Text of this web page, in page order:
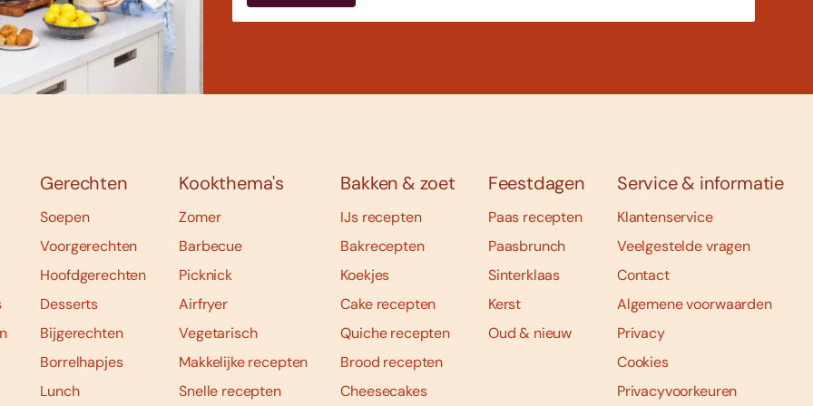
Gerechten
Soepen
Voorgerechten
Hoofdgerechten
Desserts
Bijgerechten
Borrelhapjes
Lunch
Kookthema's
Zomer
Barbecue
Picknick
Airfryer
Vegetarisch
Makkelijke recepten
Snelle recepten
Bakken & zoet
IJs recepten
Bakrecepten
Koekjes
Cake recepten
Quiche recepten
Brood recepten
Cheesecakes
Feestdagen
Paas recepten
Paasbrunch
Sinterklaas
Kerst
Oud & nieuw
Service & informatie
Klantenservice
Veelgestelde vragen
Contact
Algemene voorwaarden
Privacy
Cookies
Privacyvoorkeuren